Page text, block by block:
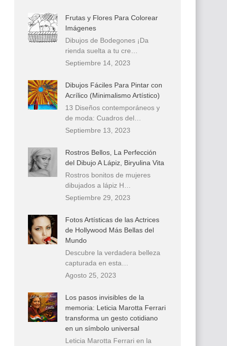
Frutas y Flores Para Colorear
Imágenes
Dibujos de Bodegones ¡Da
rienda suelta a tu cre…
Septiembre 14, 2023
Dibujos Fáciles Para Pintar con
Acrílico (Minimalismo Artístico)
13 Diseños contemporáneos y
de moda: Cuadros del…
Septiembre 13, 2023
Rostros Bellos, La Perfección
del Dibujo A Lápiz, Biryulina Vita
Rostros bonitos de mujeres
dibujados a lápiz H…
Septiembre 29, 2023
Fotos Artísticas de las Actrices
de Hollywood Más Bellas del
Mundo
Descubre la verdadera belleza
capturada en esta…
Agosto 25, 2023
Los pasos invisibles de la
memoria: Leticia Marotta Ferrari
transforma un gesto cotidiano
en un símbolo universal
Leticia Marotta Ferrari en la